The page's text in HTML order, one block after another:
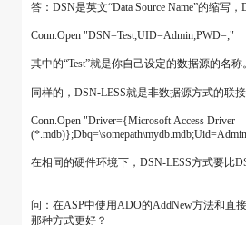
答：DSN是英文“Data Source Name”的缩写
Conn.Open "DSN=Test;UID=Admin;PWD=;"
其中的“Test”就是你自己设定的数据源的名
同样的，DSN-LESS就是非数据源方式的联
Conn.Open "Driver={Microsoft Access Driver
在相同的硬件环境下，DSN-LESS方式要比
问：在ASP中使用ADO的AddNew方法和直
那种方式更好？